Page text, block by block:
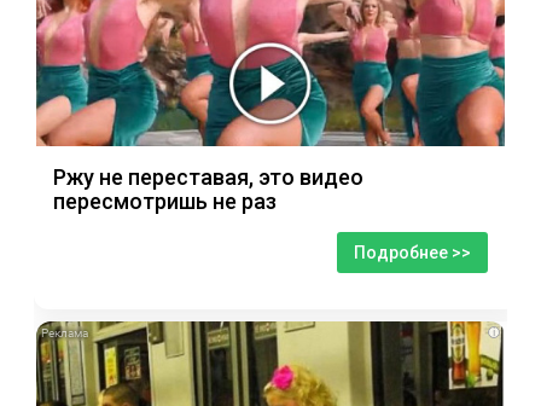
Ржу не переставая, это видео
пересмотришь не раз
Подробнее >>
i